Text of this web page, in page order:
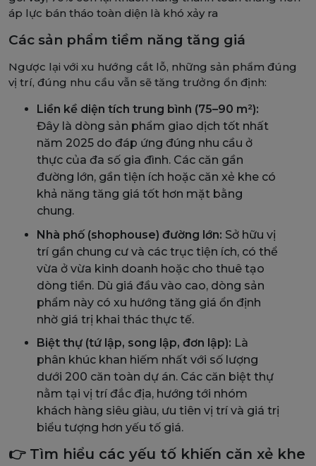
áp lực bán tháo toàn diện là khó xảy ra
Các sản phẩm tiềm năng tăng giá
Ngược lại với xu hướng cắt lỗ, những sản phẩm đúng
vị trí, đúng nhu cầu vẫn sẽ tăng trưởng ổn định:
Liền kề diện tích trung bình (75–90 m²):
Đây là dòng sản phẩm giao dịch tốt nhất
năm 2025 do đáp ứng đúng nhu cầu ở
thực của đa số gia đình. Các căn gần
đường lớn, gần tiện ích hoặc căn xẻ khe có
khả năng tăng giá tốt hơn mặt bằng
chung.
Nhà phố (shophouse) đường lớn: Sở hữu vị
trí gần chung cư và các trục tiện ích, có thể
vừa ở vừa kinh doanh hoặc cho thuê tạo
dòng tiền. Dù giá đầu vào cao, dòng sản
phẩm này có xu hướng tăng giá ổn định
nhờ giá trị khai thác thực tế.
Biệt thự (tứ lập, song lập, đơn lập): Là
phân khúc khan hiếm nhất với số lượng
dưới 200 căn toàn dự án. Các căn biệt thự
nằm tại vị trí đắc địa, hướng tới nhóm
khách hàng siêu giàu, ưu tiên vị trí và giá trị
biểu tượng hơn yếu tố giá.
👉 Tìm hiểu các yếu tố khiến căn xẻ khe